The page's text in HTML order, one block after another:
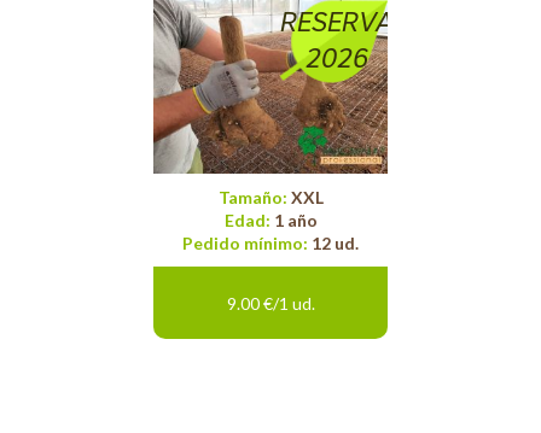
RESERVA
2026
Tamaño: XXL
Edad: 1 año
Pedido mínimo: 12 ud.
9.00 €/1 ud.